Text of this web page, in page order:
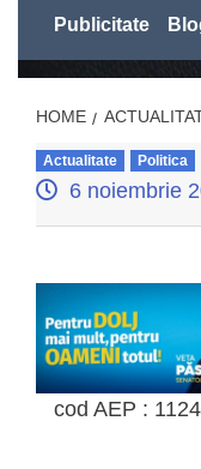
Publicitate
HOME
Actualitate Politica
6 noiembrie
cod AEP :